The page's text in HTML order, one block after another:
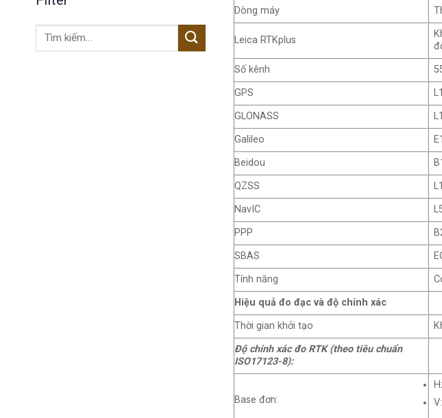
Tìm
Dòng máy
Leica RTKplus
Số kênh
GPS
GLONASS
Galileo
Beidou
QZSS
NavIC
PPP
SBAS
Tính năng
Hiệu quả đo đạc và độ chính xác
Thời gian khởi tạo
Độ chính xác đo RTK (theo tiêu chuẩn
ISO17123-8):
Base đơn: